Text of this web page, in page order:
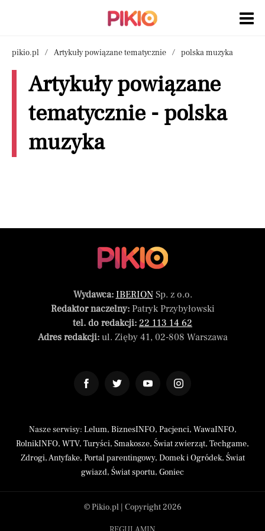
pikio.pl Artykuły powiązane tematycznie polska muzyka
Artykuły powiązane
tematycznie - polska
muzyka
Wydawca: IBERIONSp. z o.o.
Redaktor naczelny:Patryk Przybyłowski
tel. do redakcji: 22 113 14 62
Adres redakcji:ul. Zięby 41, 02-808 Warszawa
Nasze serwisy: Lelum, BiznesINFO, Pacjenci, WawaINFO,
RolnikINFO, WTV, Turyści, Smakosze, Świat zwierząt, Techgame,
Zdrogi,Antyfake, Portal parentingowy, Domek i Ogródek, Świat
gwiazd, Świat sportu, Goniec
© Pikio.pl | Copyright 2026